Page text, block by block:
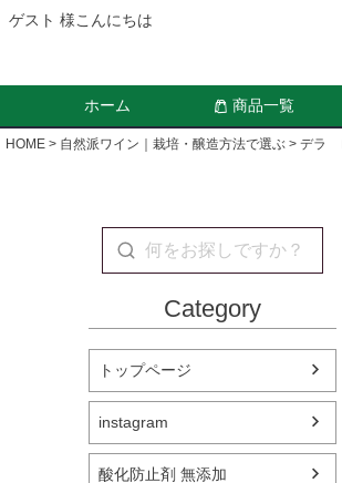
ゲスト 様こんにちは
ホーム 商品一覧
HOME 自然派ワイン｜栽培・醸造方法で選ぶ デラ
Category
トップページ
instagram
酸化防止剤 無添加